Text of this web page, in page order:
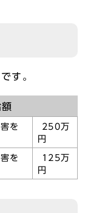
す。
を
250万
円
を
125万
円